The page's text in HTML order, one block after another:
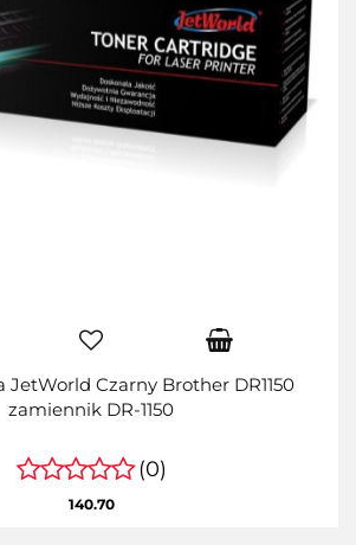
JetWorld Czarny Brother DR1150
zamiennik DR-1150
(0)
140.70